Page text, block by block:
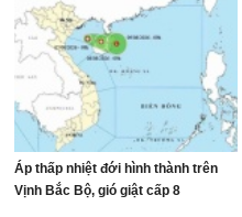
Áp thấp nhiệt đới hình thành trên
Vịnh Bắc Bộ, gió giật cấp 8